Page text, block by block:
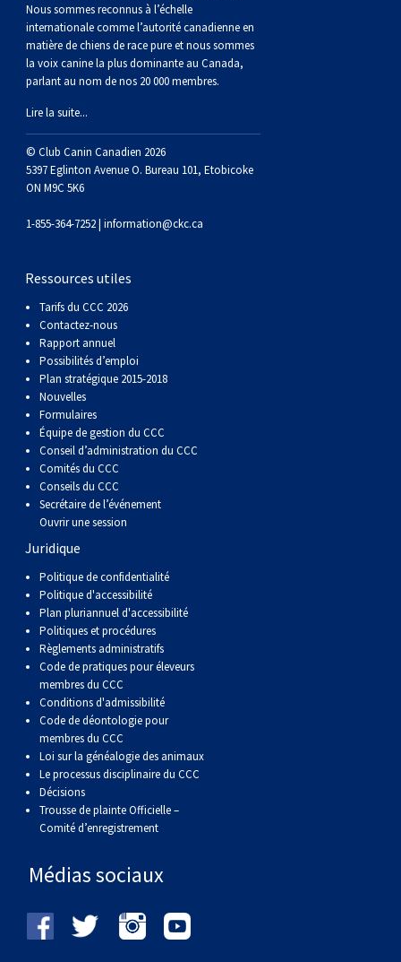
Nous sommes reconnus à l’échelle
internationale comme l’autorité canadienne en
matière de chiens de race pure et nous sommes
la voix canine la plus dominante au Canada,
parlant au nom de nos 20 000 membres.
Lire la suite...
© Club Canin Canadien 2026
5397 Eglinton Avenue O. Bureau 101, Etobicoke
ON M9C 5K6
1-855-364-7252 | information@ckc.ca
Ressources utiles
Tarifs du CCC 2026
Contactez-nous
Rapport annuel
Possibilités d’emploi
Plan stratégique 2015-2018
Nouvelles
Formulaires
Équipe de gestion du CCC
Conseil d’administration du CCC
Comités du CCC
Conseils du CCC
Secrétaire de l’événement
Ouvrir une session
Juridique
Politique de confidentialité
Politique d'accessibilité
Plan pluriannuel d'accessibilité
Politiques et procédures
Règlements administratifs
Code de pratiques pour éleveurs
membres du CCC
Conditions d'admissibilité
Code de déontologie pour
membres du CCC
Loi sur la généalogie des animaux
Le processus disciplinaire du CCC
Décisions
Trousse de plainte Officielle –
Comité d’enregistrement
Médias sociaux